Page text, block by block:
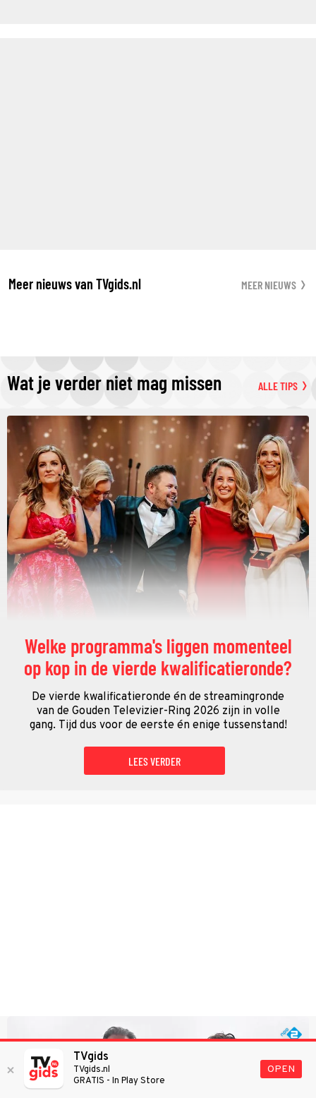
Meer nieuws van TVgids.nl MEER NIEUWS
Wat je verder niet mag missen ALLE TIPS
Welke programma's liggen momenteel
op kop in de vierde kwalificatieronde?
De vierde kwalificatieronde én de streamingronde
van de Gouden Televizier-Ring 2026 zijn in volle
gang. Tijd dus voor de eerste én enige tussenstand!
LEES VERDER
TVgids
TVgids.nl
GRATIS - In Play Store
OPEN